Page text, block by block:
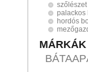
szőlészet
palackos
hordós
MÁRKÁK